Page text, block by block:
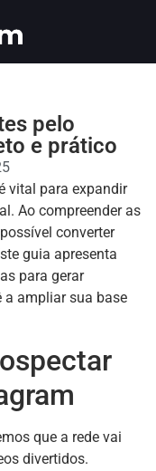
pelo
e prático
vital para expandir
Ao compreender as
converter
guia apresenta
para gerar
a ampliar sua base
que a rede vai
divertidos.